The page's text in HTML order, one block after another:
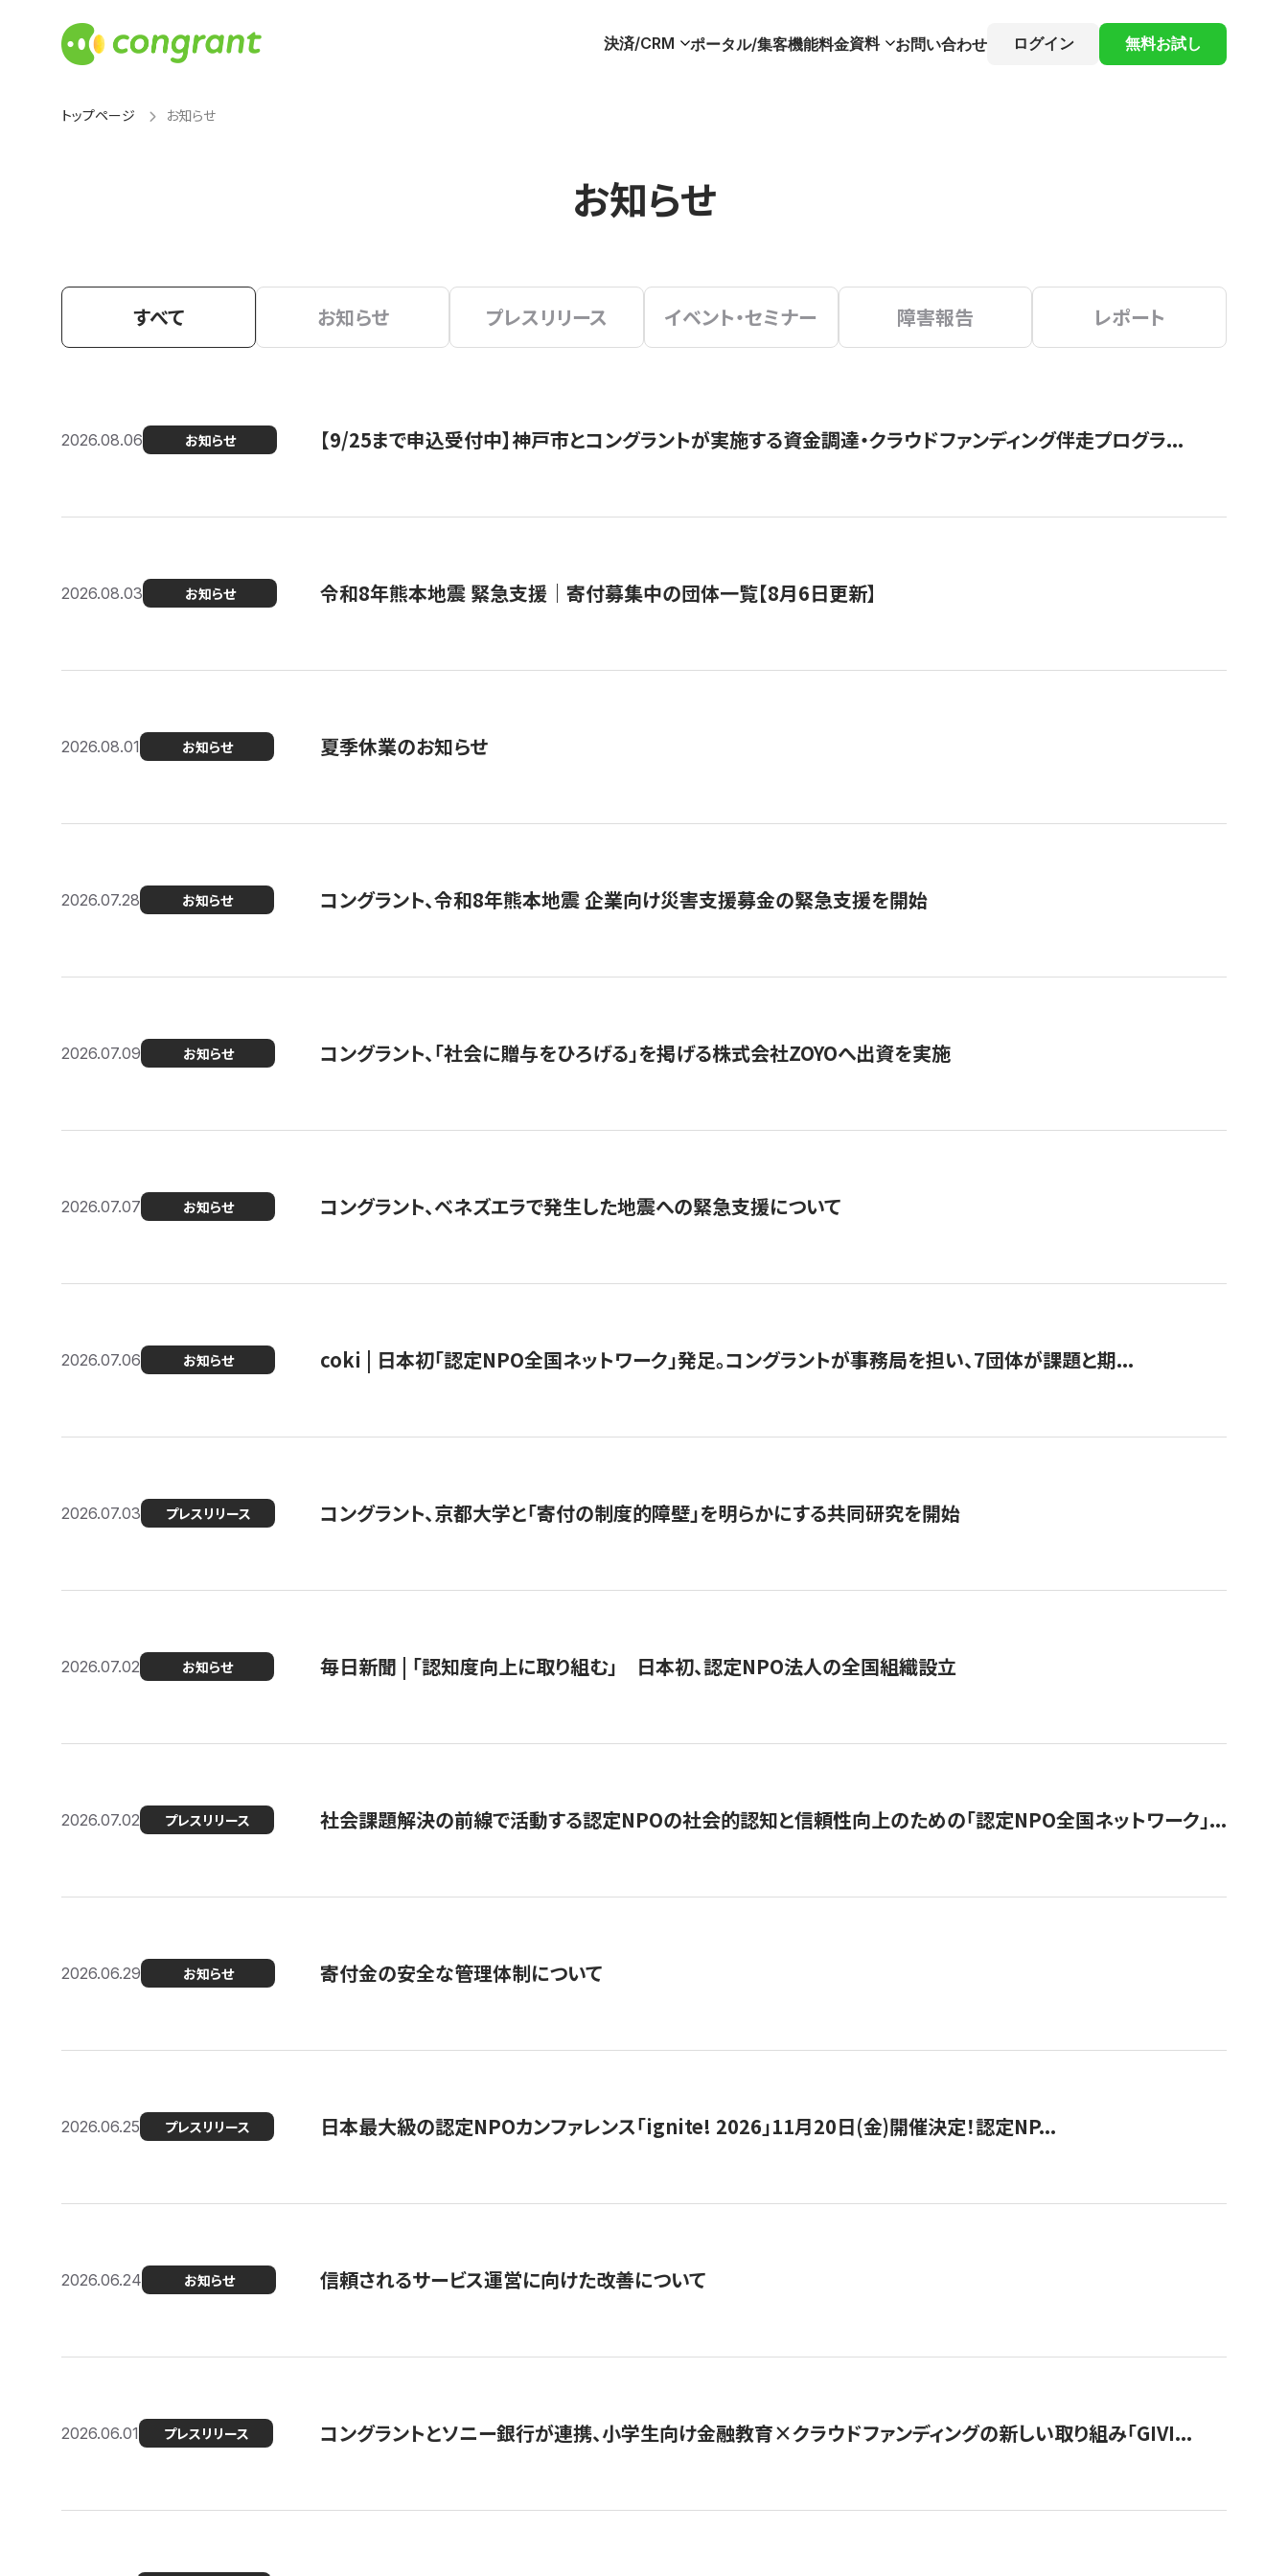
決済/CRM ポータル/集客機能料金資料 お問い合わせ ログイン 無料お試し
トップページ お知らせ
お知らせ
すべて お知らせ プレスリリース イベント・セミナー 障害報告 レポート
2026.08.06 お知らせ 【9/25まで申込受付中】神戸市とコングラントが実施する資金調達・クラウドファンディング伴走プログラ...
2026.08.03 お知らせ 令和8年熊本地震 緊急支援｜寄付募集中の団体一覧【8月6日更新】
2026.08.01 お知らせ 夏季休業のお知らせ
2026.07.28 お知らせ コングラント、令和8年熊本地震 企業向け災害支援募金の緊急支援を開始
2026.07.09 お知らせ コングラント、「社会に贈与をひろげる」を掲げる株式会社ZOYOへ出資を実施
2026.07.07 お知らせ コングラント、ベネズエラで発生した地震への緊急支援について
2026.07.06 お知らせ coki | 日本初「認定NPO全国ネットワーク」発足。コングラントが事務局を担い、7団体が課題と期...
2026.07.03 プレスリリース コングラント、京都大学と「寄付の制度的障壁」を明らかにする共同研究を開始
2026.07.02 お知らせ 毎日新聞 | 「認知度向上に取り組む」 日本初、認定NPO法人の全国組織設立
2026.07.02 プレスリリース 社会課題解決の前線で活動する認定NPOの社会的認知と信頼性向上のための「認定NPO全国ネットワーク」...
2026.06.29 お知らせ 寄付金の安全な管理体制について
2026.06.25 プレスリリース 日本最大級の認定NPOカンファレンス「ignite! 2026」11月20日(金)開催決定！認定NP...
2026.06.24 お知らせ 信頼されるサービス運営に向けた改善について
2026.06.01 プレスリリース コングラントとソニー銀行が連携、小学生向け金融教育×クラウドファンディングの新しい取り組み「GIVI...